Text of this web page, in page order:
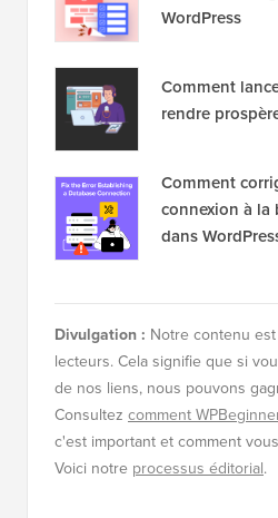
Divulgation :
lecteurs. Cela signifie que si
de nos liens, nous pouvons
Consultez comment
éditorial
Le personnel éditorial de
équipe d'experts
Balkhi, avec plus de 16
WordPress,
le SEO et le marketing.